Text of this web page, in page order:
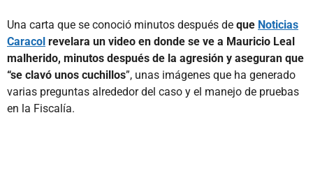
Una carta que se conoció minutos después de que Noticias
Caracol revelara un video en donde se ve a Mauricio Leal
malherido, minutos después de la agresión y aseguran que
“se clavó unos cuchillos”, unas imágenes que ha generado
varias preguntas alrededor del caso y el manejo de pruebas
en la Fiscalía.